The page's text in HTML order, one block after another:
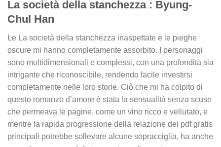
La società della stanchezza : Byung-
Chul Han
Le La società della stanchezza inaspettate e le pieghe
oscure mi hanno completamente assorbito. I personaggi
sono multidimensionali e complessi, con una profondità sia
intrigante che riconoscibile, rendendo facile investirsi
completamente nelle loro storie. Ciò che mi ha colpito di
questo romanzo d’amore è stata la sensualità senza scuse
che permeava le pagine, come un vino ricco e vellutato, e
mentre la rapida progressione della relazione dei pdf gratis
principali potrebbe sollevare alcune sopracciglia, ha anche